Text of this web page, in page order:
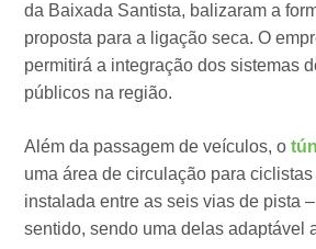
da Baixada Santista, balizaram a
proposta para a ligação seca. O
permitirá a integração dos sistemas
públicos na região.
Além da passagem de veículos, o
uma área de circulação para
instalada entre as seis vias de pista
sentido, sendo uma delas adaptável